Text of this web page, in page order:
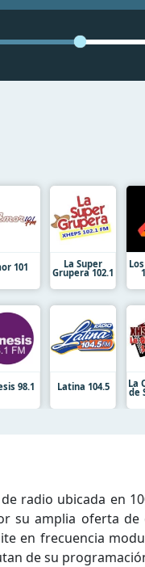
101 La Super
Grupera 102.1
98.1 Latina 104.5 La
de
radio ubicada en
su amplia oferta
en frecuencia
de su